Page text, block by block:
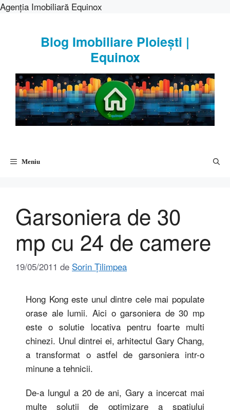
Agenția Imobiliară Equinox
Blog Imobiliare Ploiești |
Equinox
Meniu
Garsoniera de 30
mp cu 24 de camere
19/05/2011 de Sorin Țilimpea
Hong Kong este unul dintre cele mai populate
orase ale lumii. Aici o garsoniera de 30 mp
este o solutie locativa pentru foarte multi
chinezi. Unul dintrei ei, arhitectul Gary Chang,
a transformat o astfel de garsoniera intr-o
minune a tehnicii.
De-a lungul a 20 de ani, Gary a incercat mai
multe solutii de optimizare a spatiului